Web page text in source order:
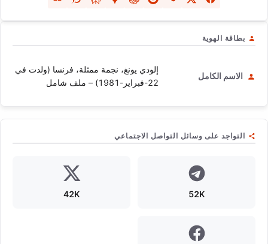
بطاقة الهوية
الاسم الكامل
إلودي يونغ، نجمة ممثلة، فرنسا (ولدت في
22-فبراير-1981) – ملف شامل
التواجد على وسائل التواصل الاجتماعي
52K
42K